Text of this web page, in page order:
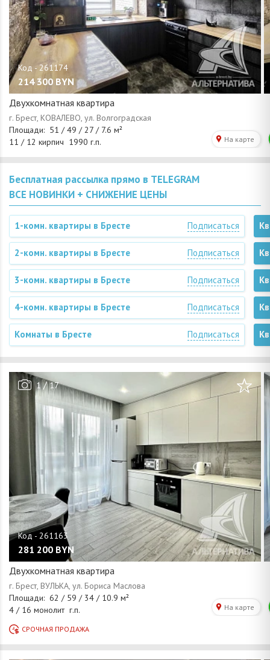
214 300 BYN
Двухкомнатная квартира
Бесплатная рассылка прямо в TELEGRAM
ВСЕ НОВИНКИ + СНИЖЕНИЕ ЦЕНЫ
1-комн. квартиры в Бресте Подписаться
2-комн. квартиры в Бресте Подписаться
3-комн. квартиры в Бресте Подписаться
4-комн. квартиры в Бресте Подписаться
Комнаты в Бресте Подписаться
1/17
281 200 BYN
Двухкомнатная квартира